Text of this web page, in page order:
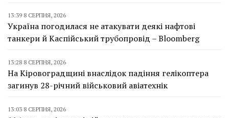
13:39 8 СЕРПНЯ, 2026
Україна погодилася не атакувати деякі нафтові
танкери й Каспійський трубопровід – Bloomberg
13:28 8 СЕРПНЯ, 2026
На Кіровоградщині внаслідок падіння гелікоптера
загинув 28-річний військовий авіатехнік
13:03 8 СЕРПНЯ, 2026